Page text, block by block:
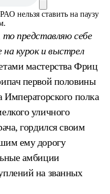
РАО нельзя ставить на паузу
представляю себе
курок и выстрел
мастерства Фриц
первой половины
Императорского полка
уличного
гордился своим
ему дорогу
амбиции
на званных